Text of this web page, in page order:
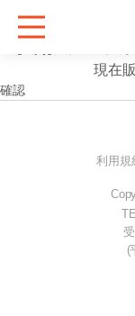
案内
現在
確認
利用規
(